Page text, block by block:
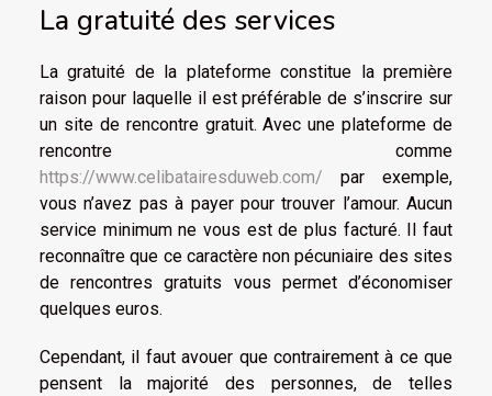
La gratuité des services
La gratuité de la plateforme constitue la première
raison pour laquelle il est préférable de s’inscrire sur
un site de rencontre gratuit. Avec une plateforme de
rencontre comme
https://www.celibatairesduweb.com/ par exemple,
vous n’avez pas à payer pour trouver l’amour. Aucun
service minimum ne vous est de plus facturé. Il faut
reconnaître que ce caractère non pécuniaire des sites
de rencontres gratuits vous permet d’économiser
quelques euros.
Cependant, il faut avouer que contrairement à ce que
pensent la majorité des personnes, de telles